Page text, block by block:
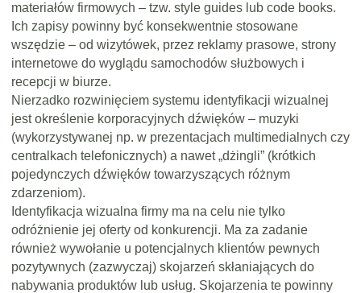
materiałów firmowych – tzw. style guides lub code books.
Ich zapisy powinny być konsekwentnie stosowane
wszędzie – od wizytówek, przez reklamy prasowe, strony
internetowe do wyglądu samochodów służbowych i
recepcji w biurze.
Nierzadko rozwinięciem systemu identyfikacji wizualnej
jest określenie korporacyjnych dźwięków – muzyki
(wykorzystywanej np. w prezentacjach multimedialnych czy
centralkach telefonicznych) a nawet „dżingli” (krótkich
pojedynczych dźwięków towarzyszących różnym
zdarzeniom).
Identyfikacja wizualna firmy ma na celu nie tylko
odróżnienie jej oferty od konkurencji. Ma za zadanie
również wywołanie u potencjalnych klientów pewnych
pozytywnych (zazwyczaj) skojarzeń skłaniających do
nabywania produktów lub usług. Skojarzenia te powinny